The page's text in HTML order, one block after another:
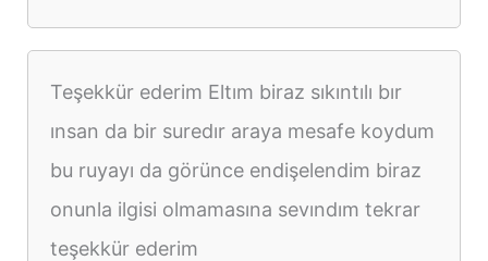
Teşekkür ederim Eltım biraz sıkıntılı bır
ınsan da bir suredır araya mesafe koydum
bu ruyayı da görünce endişelendim biraz
onunla ilgisi olmamasına sevındım tekrar
teşekkür ederim